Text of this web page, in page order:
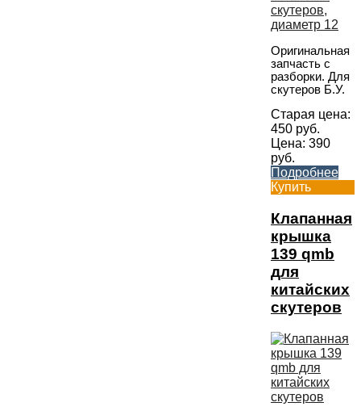
Оригинальная
запчасть с
разборки. Для
скутеров Б.У.
Старая цена:
450 руб.
Цена: 390
руб.
Подробнее
Купить
Клапанная
крышка
139 qmb
для
китайских
скутеров